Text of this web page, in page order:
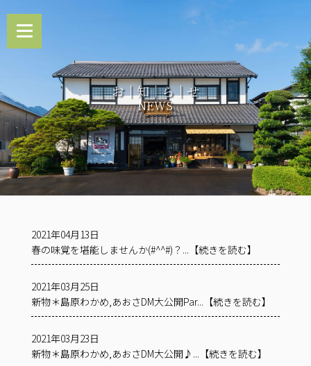
お｜知｜ら｜せ
NEWS
2021年04月13日
春の味覚を堪能しませんか(#^^#)？...【続きを読む】
2021年03月25日
新物＊島原わかめ,あおさDM大公開Par...【続きを読む】
2021年03月23日
新物＊島原わかめ,あおさDM大公開♪...【続きを読む】